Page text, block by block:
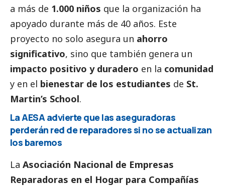
a más de 1.000 niños que la organización ha
apoyado durante más de 40 años. Este
proyecto no solo asegura un ahorro
significativo, sino que también genera un
impacto positivo y duradero en la comunidad
y en el bienestar de los estudiantes de St.
Martin’s School.
La AESA advierte que las aseguradoras
perderán red de reparadores si no se actualizan
los baremos
La Asociación Nacional de Empresas
Reparadoras en el Hogar para Compañías